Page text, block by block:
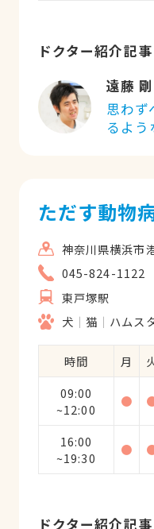
ドクター紹介記事
遠藤
思わず
るよう
ただす動物
神奈川県横浜市
045-824-1122
東戸塚駅
犬
猫 ハムス
時間 月
09:00
~12:00
●
16:00
~19:30
●
ドクター紹介記事